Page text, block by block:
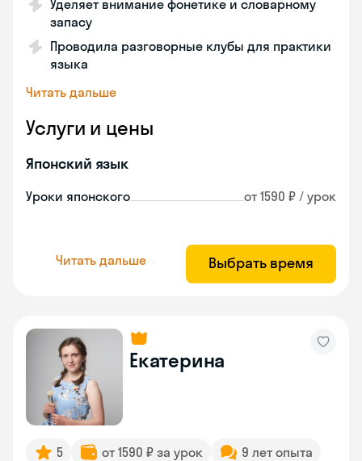
Уделяет внимание фонетике и словарному
запасу
Проводила разговорные клубы для практики
языка
Читать дальше
Услуги и цены
Японский язык
Уроки японского от 1590 ₽ / урок
Читать дальше Выбрать время
Екатерина
5 от 1590 ₽ за урок
9 лет опыта